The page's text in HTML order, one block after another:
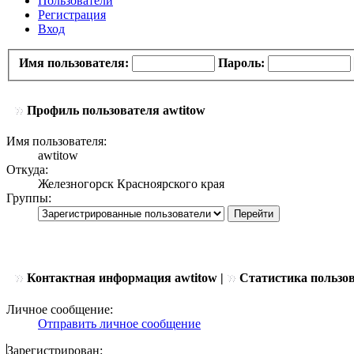
Регистрация
Вход
Имя пользователя: Пароль:
Профиль пользователя awtitow
Имя пользователя:
awtitow
Откуда:
Железногорск Красноярского края
Группы:
Контактная информация awtitow | Статистика
Личное сообщение:
Отправить личное сообщение
Зарегистрирован: